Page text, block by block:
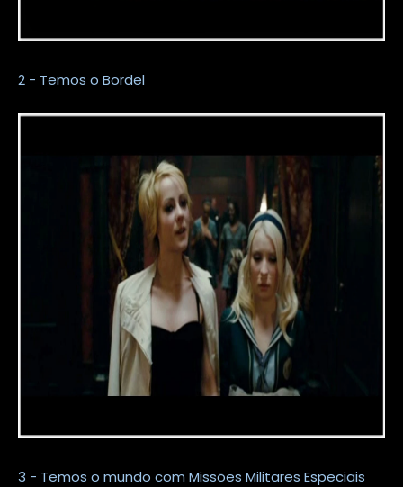
2 - Temos o Bordel
3 - Temos o mundo com Missões Militares Especiais